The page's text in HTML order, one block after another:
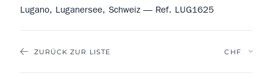
ZURÜCK ZUR LISTE
Lugano, Luganersee, Schweiz — Ref. LUG1625